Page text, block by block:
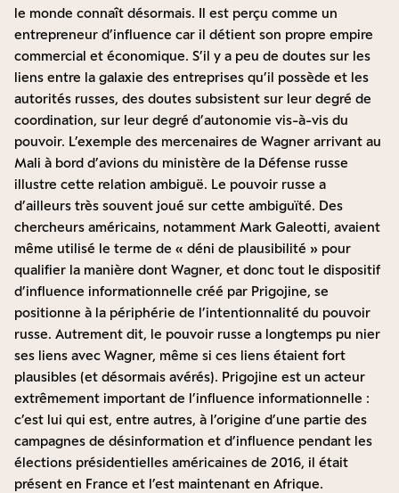
le monde connaît désormais. Il est perçu comme un
entrepreneur d’influence car il détient son propre empire
commercial et économique. S’il y a peu de doutes sur les
liens entre la galaxie des entreprises qu’il possède et les
autorités russes, des doutes subsistent sur leur degré de
coordination, sur leur degré d’autonomie vis-à-vis du
pouvoir. L’exemple des mercenaires de Wagner arrivant au
Mali à bord d’avions du ministère de la Défense russe
illustre cette relation ambiguë. Le pouvoir russe a
d’ailleurs très souvent joué sur cette ambiguïté. Des
chercheurs américains, notamment Mark Galeotti, avaient
même utilisé le terme de « déni de plausibilité » pour
qualifier la manière dont Wagner, et donc tout le dispositif
d’influence informationnelle créé par Prigojine, se
positionne à la périphérie de l’intentionnalité du pouvoir
russe. Autrement dit, le pouvoir russe a longtemps pu nier
ses liens avec Wagner, même si ces liens étaient fort
plausibles (et désormais avérés). Prigojine est un acteur
extrêmement important de l’influence informationnelle :
c’est lui qui est, entre autres, à l’origine d’une partie des
campagnes de désinformation et d’influence pendant les
élections présidentielles américaines de 2016, il était
présent en France et l’est maintenant en Afrique.